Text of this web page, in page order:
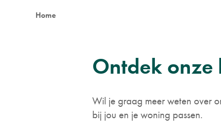
Kruimelpad
Home
Ontdek onze
Wil je graag meer weten over
bij jou en je woning passen.